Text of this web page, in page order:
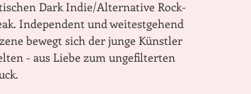
Dark Indie/Alternative Rock-
Independent und weitestgehend
bewegt sich der junge Künstler
- aus Liebe zum ungefilterten